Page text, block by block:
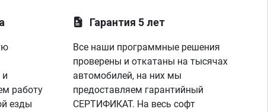
и
работу
езды
Гарантия 5 лет
Все наши программные решения
проверены и откатаны на тысячах
автомобилей, на них мы
предоставляем гарантийный
СЕРТИФИКАТ. На весь софт